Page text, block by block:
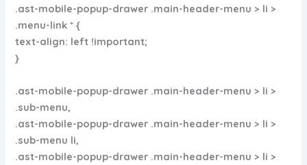
.ast-mobile-popup-drawer .main-header-menu > li >
.menu-link * {
text-align: left !important;
}
.ast-mobile-popup-drawer .main-header-menu > li >
.sub-menu,
.ast-mobile-popup-drawer .main-header-menu > li >
.sub-menu li,
.ast-mobile-popup-drawer .main-header-menu > li >